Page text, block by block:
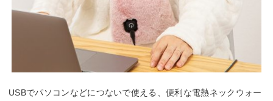
USBでパソコンなどにつないで使える、便利な電熱ネックウォー